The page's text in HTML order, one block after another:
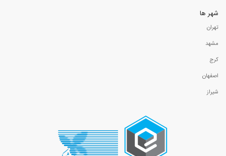
شهر ها
تهران
مشهد
کرج
اصفهان
شیراز